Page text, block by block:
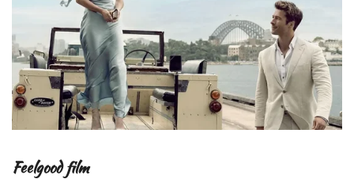
Feelgood film